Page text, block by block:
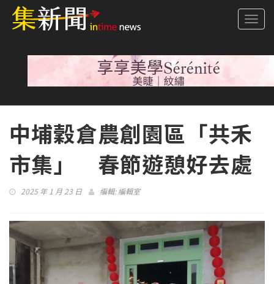
中埔穀倉農創園區「共禾
市集」 春節遊憩好去處
2025 年 1 月 23 日 編輯:編輯室